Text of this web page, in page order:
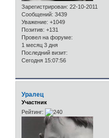
Зарегистрирован: 22-10-2011
Сообщений: 3439
Уважение: +1049
Позитив: +131
Провел на форуме:
1 месяц 3 дня
Последний визит:
Сегодня 15:07:56
Уралец
Участник
Рейтинг: